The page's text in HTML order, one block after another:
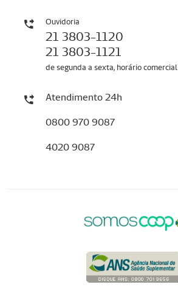
Ouvidoria
21 3803-1120
21 3803-1121
de segunda a sexta, horário comercial
Atendimento 24h
0800 970 9087
4020 9087